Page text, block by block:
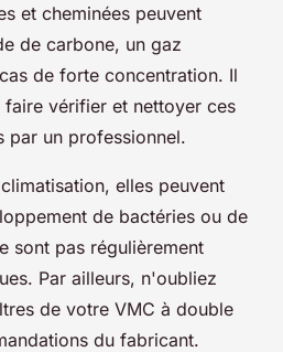
et cheminées peuvent
de carbone, un gaz
de forte concentration. Il
vérifier et nettoyer ces
par un professionnel.
elles peuvent
de bactéries ou de
sont pas régulièrement
Par ailleurs, n'oubliez
de votre VMC à double
du fabricant.